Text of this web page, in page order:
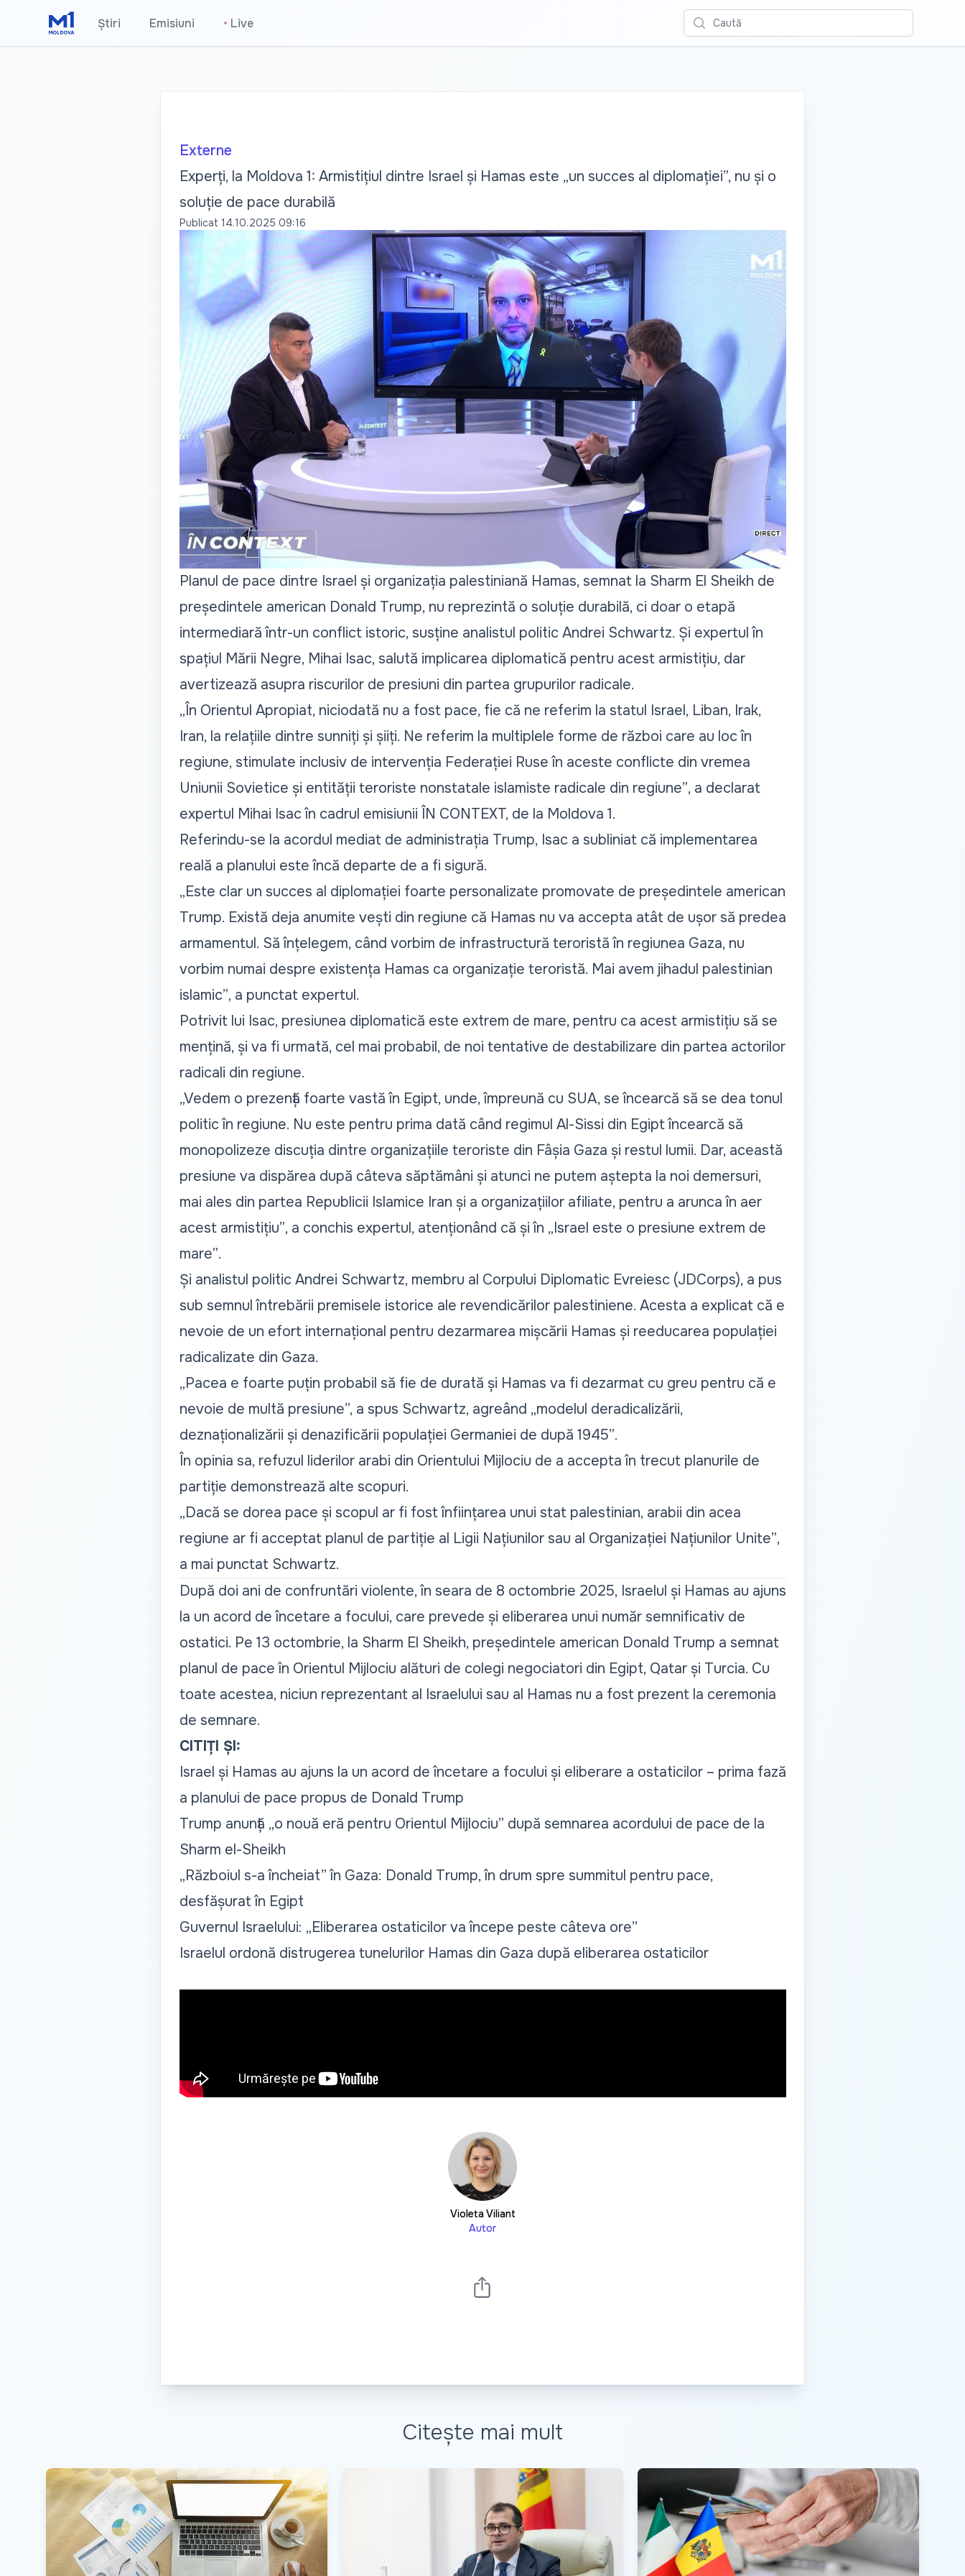
Știri Emisiuni • Live Caută
Externe
Experți, la Moldova 1: Armistițiul dintre Israel și Hamas este „un succes al diplomației”, nu și o
soluție de pace durabilă
Publicat 14.10.2025 09:16
Planul de pace dintre Israel și organizația palestiniană Hamas, semnat la Sharm El Sheikh de
președintele american Donald Trump, nu reprezintă o soluție durabilă, ci doar o etapă
intermediară într-un conflict istoric, susține analistul politic Andrei Schwartz. Și expertul în
spațiul Mării Negre, Mihai Isac, salută implicarea diplomatică pentru acest armistițiu, dar
avertizează asupra riscurilor de presiuni din partea grupurilor radicale.
„În Orientul Apropiat, niciodată nu a fost pace, fie că ne referim la statul Israel, Liban, Irak,
Iran, la relațiile dintre sunniți și șiiți. Ne referim la multiplele forme de război care au loc în
regiune, stimulate inclusiv de intervenția Federației Ruse în aceste conflicte din vremea
Uniunii Sovietice și entității teroriste nonstatale islamiste radicale din regiune”, a declarat
expertul Mihai Isac în cadrul emisiunii ÎN CONTEXT, de la Moldova 1.
Referindu-se la acordul mediat de administrația Trump, Isac a subliniat că implementarea
reală a planului este încă departe de a fi sigură.
„Este clar un succes al diplomației foarte personalizate promovate de președintele american
Trump. Există deja anumite vești din regiune că Hamas nu va accepta atât de ușor să predea
armamentul. Să înțelegem, când vorbim de infrastructură teroristă în regiunea Gaza, nu
vorbim numai despre existența Hamas ca organizație teroristă. Mai avem jihadul palestinian
islamic”, a punctat expertul.
Potrivit lui Isac, presiunea diplomatică este extrem de mare, pentru ca acest armistițiu să se
mențină, și va fi urmată, cel mai probabil, de noi tentative de destabilizare din partea actorilor
radicali din regiune.
„Vedem o prezență foarte vastă în Egipt, unde, împreună cu SUA, se încearcă să se dea tonul
politic în regiune. Nu este pentru prima dată când regimul Al-Sissi din Egipt încearcă să
monopolizeze discuția dintre organizațiile teroriste din Fâșia Gaza și restul lumii. Dar, această
presiune va dispărea după câteva săptămâni și atunci ne putem aștepta la noi demersuri,
mai ales din partea Republicii Islamice Iran și a organizațiilor afiliate, pentru a arunca în aer
acest armistițiu”, a conchis expertul, atenționând că și în „Israel este o presiune extrem de
mare”.
Și analistul politic Andrei Schwartz, membru al Corpului Diplomatic Evreiesc (JDCorps), a pus
sub semnul întrebării premisele istorice ale revendicărilor palestiniene. Acesta a explicat că e
nevoie de un efort internațional pentru dezarmarea mișcării Hamas și reeducarea populației
radicalizate din Gaza.
„Pacea e foarte puțin probabil să fie de durată și Hamas va fi dezarmat cu greu pentru că e
nevoie de multă presiune”, a spus Schwartz, agreând „modelul deradicalizării,
deznaționalizării și denazificării populației Germaniei de după 1945”.
În opinia sa, refuzul liderilor arabi din Orientului Mijlociu de a accepta în trecut planurile de
partiție demonstrează alte scopuri.
„Dacă se dorea pace și scopul ar fi fost înființarea unui stat palestinian, arabii din acea
regiune ar fi acceptat planul de partiție al Ligii Națiunilor sau al Organizației Națiunilor Unite”,
a mai punctat Schwartz.
După doi ani de confruntări violente, în seara de 8 octombrie 2025, Israelul și Hamas au ajuns
la un acord de încetare a focului, care prevede și eliberarea unui număr semnificativ de
ostatici. Pe 13 octombrie, la Sharm El Sheikh, președintele american Donald Trump a semnat
planul de pace în Orientul Mijlociu alături de colegi negociatori din Egipt, Qatar și Turcia. Cu
toate acestea, niciun reprezentant al Israelului sau al Hamas nu a fost prezent la ceremonia
de semnare.
CITIȚI ȘI:
Israel și Hamas au ajuns la un acord de încetare a focului și eliberare a ostaticilor – prima fază
a planului de pace propus de Donald Trump
Trump anunță „o nouă eră pentru Orientul Mijlociu” după semnarea acordului de pace de la
Sharm el-Sheikh
„Războiul s-a încheiat” în Gaza: Donald Trump, în drum spre summitul pentru pace,
desfășurat în Egipt
Guvernul Israelului: „Eliberarea ostaticilor va începe peste câteva ore”
Israelul ordonă distrugerea tunelurilor Hamas din Gaza după eliberarea ostaticilor
Violeta Viliant
Autor
Citește mai mult